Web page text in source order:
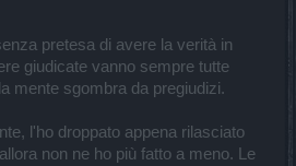
pretesa di avere la verità in
giudicate vanno sempre tutte
mente sgombra da pregiudizi.
l'ho droppato appena rilasciato
non ne ho più fatto a meno. Le